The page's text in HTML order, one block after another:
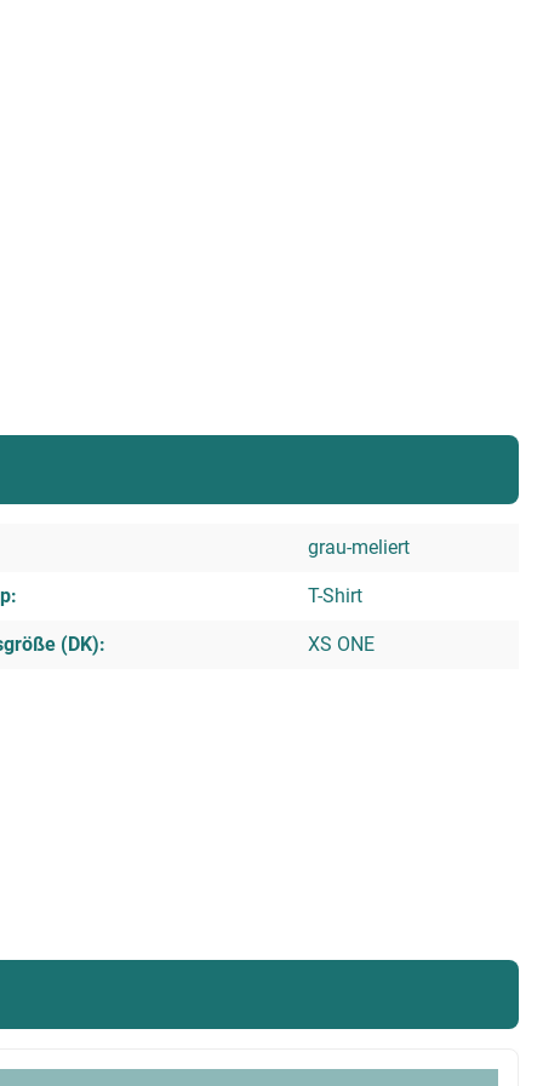
grau-meliert
T-Shirt
(DK): XS ONE